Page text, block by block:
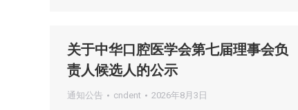
关于中华口腔医学会第七届理事会负
责人候选人的公示
通知公告 cndent 2026年8月3日